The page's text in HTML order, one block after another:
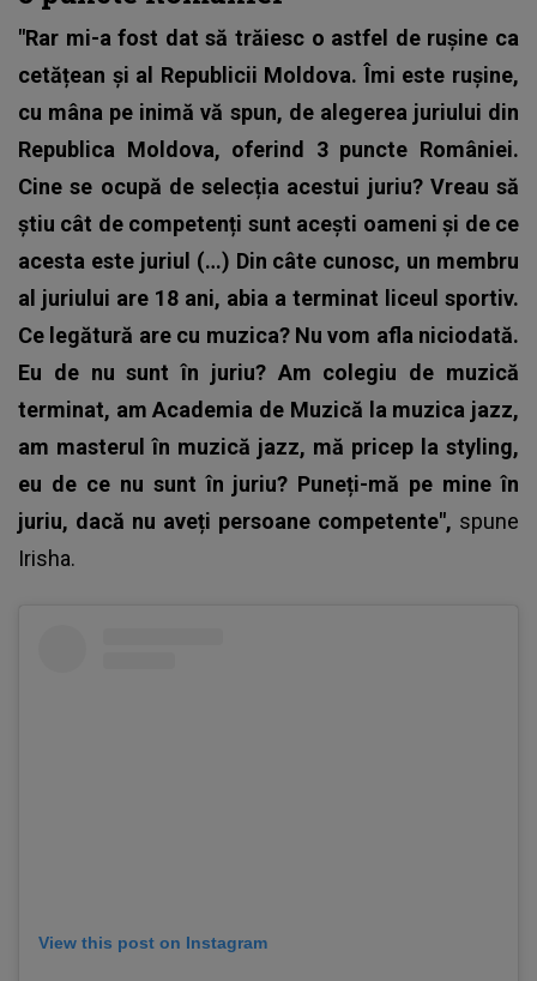
"Rar mi-a fost dat să trăiesc o astfel de rușine ca
cetățean și al Republicii Moldova. Îmi este rușine,
cu mâna pe inimă vă spun, de alegerea juriului din
Republica Moldova, oferind 3 puncte României.
Cine se ocupă de selecția acestui juriu? Vreau să
știu cât de competenți sunt acești oameni și de ce
acesta este juriul (…) Din câte cunosc, un membru
al juriului are 18 ani, abia a terminat liceul sportiv.
Ce legătură are cu muzica? Nu vom afla niciodată.
Eu de nu sunt în juriu? Am colegiu de muzică
terminat, am Academia de Muzică la muzica jazz,
am masterul în muzică jazz, mă pricep la styling,
eu de ce nu sunt în juriu? Puneți-mă pe mine în
juriu, dacă nu aveți persoane competente", spune
Irisha.
View this post on Instagram